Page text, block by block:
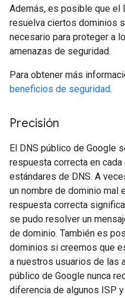
Además, es posible que el
resuelva ciertos dominios
necesario para proteger a
amenazas de seguridad.
Para obtener más
beneficios de seguridad.
Precisión
El DNS público de Google
respuesta correcta en
estándares de DNS. A
un nombre de dominio mal
respuesta correcta
se pudo resolver un
de dominio. También es
dominios si creemos que
a nuestros usuarios de las
público de Google nunca
diferencia de algunos ISP